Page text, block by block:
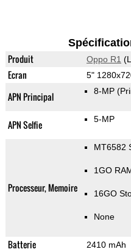
Produit Oppo R1
Ecran 5"
APN Principal 8-MP
APN Selfie 5-MP
Processeur, Memoire
MT6582
1GO
16GO
None
Batterie 2410 mAh